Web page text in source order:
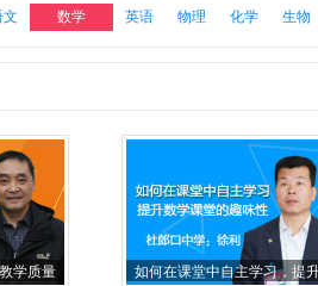
文 数学 英语 物理 化学 生物
学质量 如何在课堂中自主学习，提